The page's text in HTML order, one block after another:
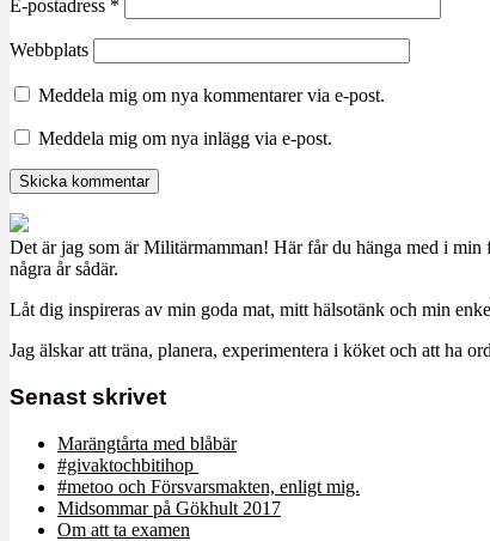
E-postadress *
Webbplats
Meddela mig om nya kommentarer via e-post.
Meddela mig om nya inlägg via e-post.
Det är jag som är Militärmamman! Här får du hänga med i
några år sådär.
Låt dig inspireras av min goda mat, mitt hälsotänk och min
Jag älskar att träna, planera, experimentera i köket och att ha
Senast skrivet
Marängtårta med blåbär
#givaktochbitihop
#metoo och Försvarsmakten, enligt mig.
Midsommar på Gökhult 2017
Om att ta examen